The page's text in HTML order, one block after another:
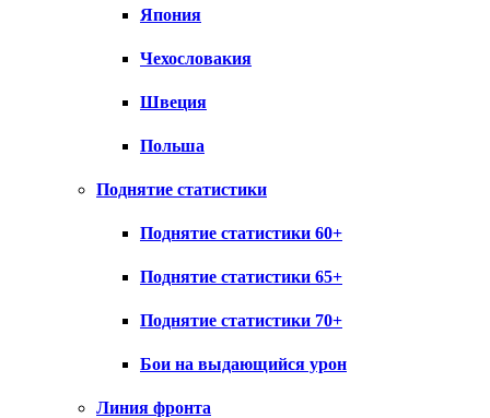
Япония
Чехословакия
Швеция
Польша
Поднятие статистики
Поднятие статистики 60+
Поднятие статистики 65+
Поднятие статистики 70+
Бои на выдающийся урон
Линия фронта